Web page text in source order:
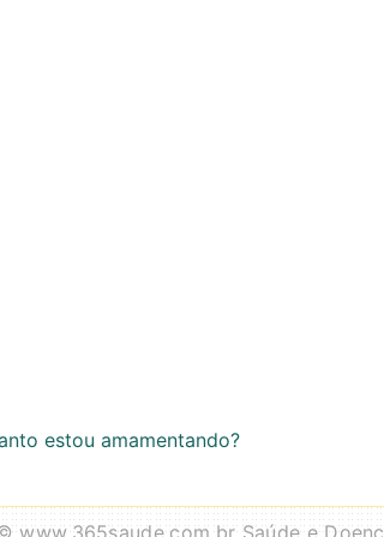
estou amamentando?
www.365saude.com.br Saúde e